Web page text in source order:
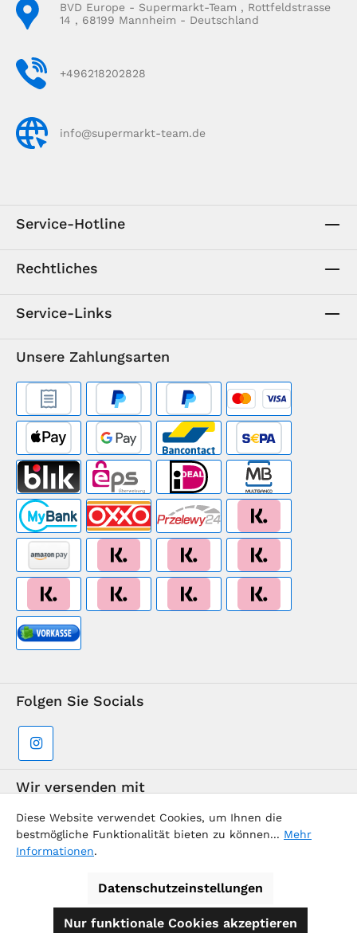
BVD Europe - Supermarkt-Team , Rottfeldstrasse
14 , 68199 Mannheim - Deutschland
+496218202828
info@supermarkt-team.de
Service-Hotline
Rechtliches
Service-Links
Unsere Zahlungsarten
Folgen Sie Socials
Wir versenden mit
Diese Website verwendet Cookies, um Ihnen die
bestmögliche Funktionalität bieten zu können... Mehr
Informationen.
Datenschutzeinstellungen
Nur funktionale Cookies akzeptieren